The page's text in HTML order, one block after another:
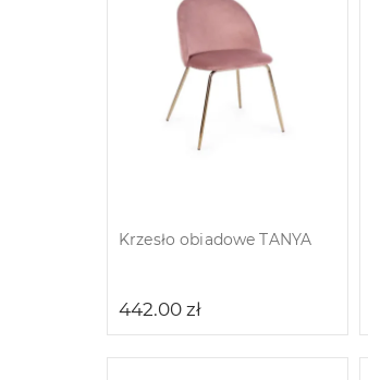
Krzesło obiadowe TANYA
442.00 zł